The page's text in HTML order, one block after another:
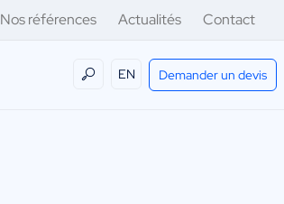
Nos références Actualités Contact
EN Demander un devis